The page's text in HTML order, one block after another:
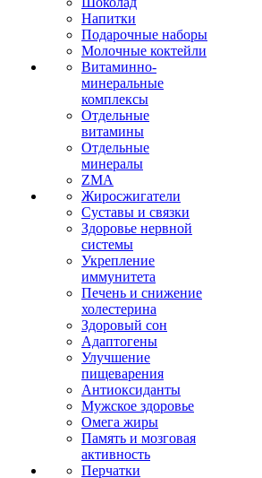
Напитки
Подарочные наборы
Молочные коктейли
Витаминно-
минеральные
комплексы
Отдельные
витамины
Отдельные
минералы
ZMA
Жиросжигатели
Суставы и связки
Здоровье нервной
системы
Укрепление
иммунитета
Печень и снижение
холестерина
Здоровый сон
Адаптогены
Улучшение
пищеварения
Антиоксиданты
Мужское здоровье
Омега жиры
Память и мозговая
активность
Перчатки